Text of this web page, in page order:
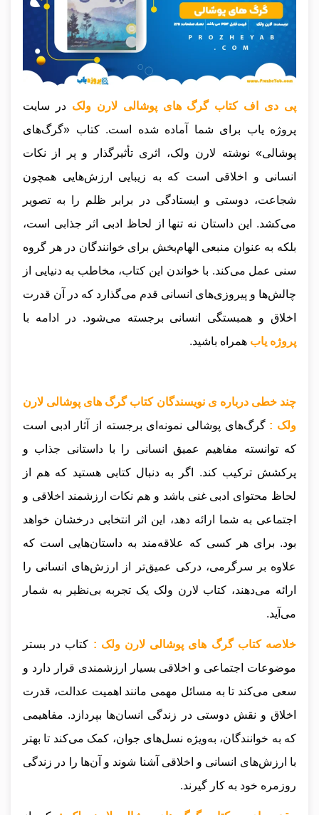
پی دی اف کتاب گرگ های پوشالی لارن ولکدر سایت
پروژه یاب برای شما آماده شده است. کتاب «گرگ‌های
پوشالی» نوشته لارن ولک، اثری تأثیرگذار و پر از نکات
انسانی و اخلاقی است که به زیبایی ارزش‌هایی همچون
شجاعت، دوستی و ایستادگی در برابر ظلم را به تصویر
می‌کشد. این داستان نه تنها از لحاظ ادبی اثر جذابی است،
بلکه به عنوان منبعی الهام‌بخش برای خوانندگان در هر گروه
سنی عمل می‌کند. با خواندن این کتاب، مخاطب به دنیایی از
چالش‌ها و پیروزی‌های انسانی قدم می‌گذارد که در آن قدرت
اخلاق و همبستگی انسانی برجسته می‌شود.
در ادامه با
پروژه یاب همراه باشید.
چند خطی درباره ی نویسندگان کتاب گرگ های پوشالی لارن
ولک : گرگ‌های پوشالی نمونه‌ای برجسته از آثار ادبی است
که توانسته مفاهیم عمیق انسانی را با داستانی جذاب و
پرکشش ترکیب کند. اگر به دنبال کتابی هستید که هم از
لحاظ محتوای ادبی غنی باشد و هم نکات ارزشمند اخلاقی و
اجتماعی به شما ارائه دهد، این اثر انتخابی درخشان خواهد
بود. برای هر کسی که علاقه‌مند به داستان‌هایی است که
علاوه بر سرگرمی، درکی عمیق‌تر از ارزش‌های انسانی را
ارائه می‌دهند، کتاب لارن ولک یک تجربه بی‌نظیر به شمار
می‌آید.
خلاصه کتاب گرگ های پوشالی لارن ولک : کتاب در بستر
موضوعات اجتماعی و اخلاقی بسیار ارزشمندی قرار دارد و
سعی می‌کند تا به مسائل مهمی مانند اهمیت عدالت، قدرت
اخلاق و نقش دوستی در زندگی انسان‌ها بپردازد. مفاهیمی
که به خوانندگان، به‌ویژه نسل‌های جوان، کمک می‌کند تا بهتر
با ارزش‌های انسانی و اخلاقی آشنا شوند و آن‌ها را در زندگی
روزمره خود به کار گیرند.